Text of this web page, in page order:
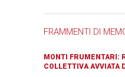
FRAMMENTI DI
MONTI FRUMENTARI:
COLLETTIVA AVVIATA